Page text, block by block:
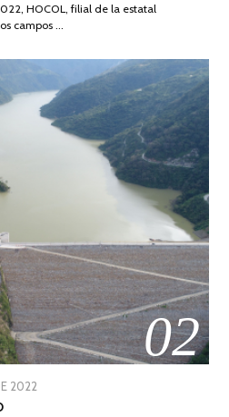
2026
HOCOL, filial de la estatal
campos …
02
2022